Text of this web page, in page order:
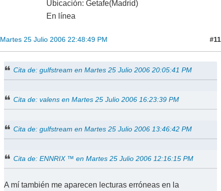
Ubicación: Getafe(Madrid)
En línea
Martes 25 Julio 2006 22:48:49 PM #11
Cita de: gulfstream en Martes 25 Julio 2006 20:05:41 PM
Cita de: valens en Martes 25 Julio 2006 16:23:39 PM
Cita de: gulfstream en Martes 25 Julio 2006 13:46:42 PM
Cita de: ENNRIX ™ en Martes 25 Julio 2006 12:16:15 PM
A mí también me aparecen lecturas erróneas en la